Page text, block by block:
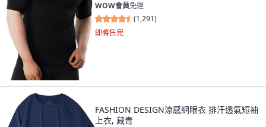
WOW會員免運
(1,291)
即將售完
FASHION DESIGN涼感網眼衣 排汗透氣短袖
上衣, 藏青